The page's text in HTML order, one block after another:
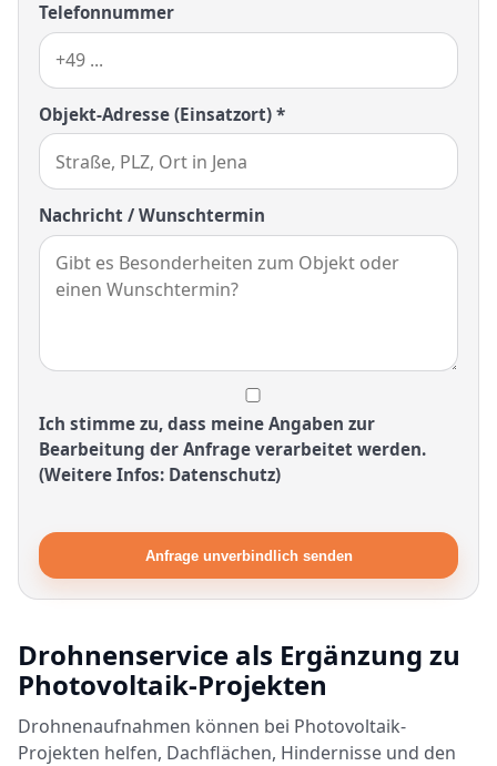
Telefonnummer
Objekt-Adresse (Einsatzort) *
Nachricht / Wunschtermin
Ich stimme zu, dass meine Angaben zur
Bearbeitung der Anfrage verarbeitet werden.
(Weitere Infos: Datenschutz)
Anfrage unverbindlich senden
Drohnenservice als Ergänzung zu
Photovoltaik-Projekten
Drohnenaufnahmen können bei Photovoltaik-
Projekten helfen, Dachflächen, Hindernisse und den